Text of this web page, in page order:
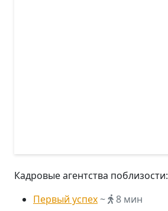
Кадровые агентства поблизости:
Первый успех~
8 мин